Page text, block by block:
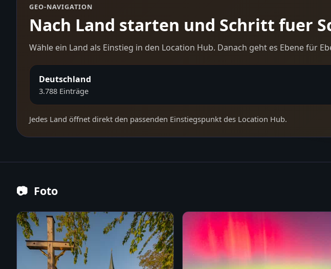
GEO-NAVIGATION
Nach Land starten und Schritt fuer
Wähle ein Land als Einstieg in den Location Hub. Danach geht es Ebene für
Deutschland
3.788 Einträge
Jedes Land öffnet direkt den passenden Einstiegspunkt des Location Hub.
📷 Foto